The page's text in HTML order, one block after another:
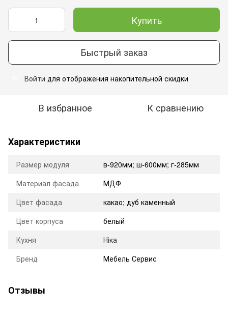
Купить
Быстрый заказ
Войти для отображения накопительной скидки
В избранное К сравнению
Характеристики
Размер модуля
в-920мм; ш-600мм; г-285мм
Материал фасада
МДФ
Цвет фасада
какао; дуб каменный
Цвет корпуса
белый
Кухня
Ніка
Бренд
Мебель Сервис
Отзывы